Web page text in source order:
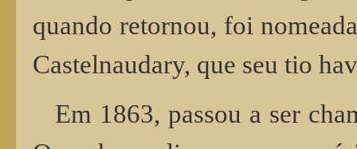
quando retornou, foi
Castelnaudary, que seu tio
Em 1863, passou a ser